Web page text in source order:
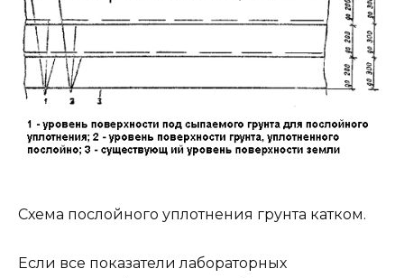
Cхема послойного уплотнения грунта катком.
Если все показатели лабораторных